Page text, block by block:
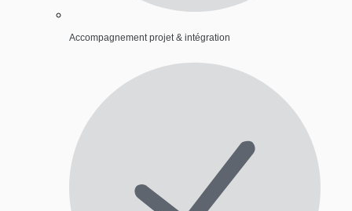
Accompagnement projet & intégration